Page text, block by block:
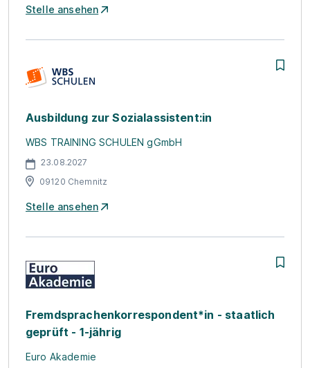
Stelle ansehen
Ausbildung zur Sozialassistent:in
WBS TRAINING SCHULEN gGmbH
23.08.2027
09120 Chemnitz
Stelle ansehen
Fremdsprachenkorrespondent*in - staatlich
geprüft - 1-jährig
Euro Akademie